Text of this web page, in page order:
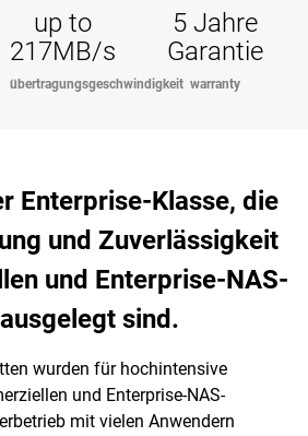
up to
217MB/s
übertragungsgeschwindigkeit
5 Jahre
Garantie
warranty
Enterprise-Klasse, die
und Zuverlässigkeit
und Enterprise-NAS-
sind.
wurden für hochintensive
und Enterprise-NAS-
mit vielen Anwendern